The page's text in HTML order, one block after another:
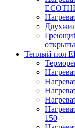
Теплый пол
150